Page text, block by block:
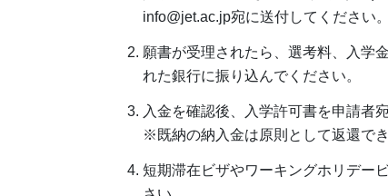
info@jet.ac.jp宛に送付してください。
願書が受理されたら、選考料、入学
れた銀行に振り込んでください。
入金を確認後、入学許可書を申請者
※既納の納入金は原則として返還でき
短期滞在ビザやワーキングホリデー